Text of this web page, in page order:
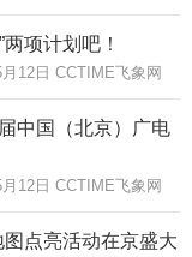
项计划吧！
12日 CCTIME飞象网
中国（北京）广电
12日 CCTIME飞象网
点亮活动在京盛大